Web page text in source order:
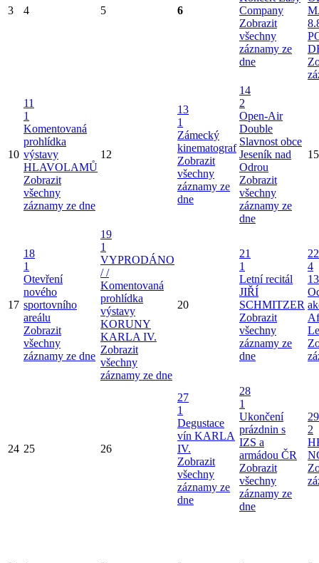
3 4 5 6
Company
Zobrazit
všechny
záznamy ze
dne
10
11
1
Komentovaná
prohlídka
výstavy
HLAVOLAMŮ
Zobrazit
všechny
záznamy ze dne
12
13
1
Zámecký
kinematograf
Zobrazit
všechny
záznamy ze
dne
14
2
Open-Air
Double
Slavnost obce
Jeseník nad
Odrou
Zobrazit
všechny
záznamy ze
dne
15
17
18
1
Otevření
nového
sportovního
areálu
Zobrazit
všechny
záznamy ze dne
19
1
VYPRODÁNO
/ /
Komentovaná
prohlídka
výstavy
KORUNY
KARLA IV.
Zobrazit
všechny
záznamy ze dne
20
21
1
Letní recitál
JIŘÍ
SCHMITZER
Zobrazit
všechny
záznamy ze
dne
22
4
24 25 26
27
1
Degustace
vín KARLA
IV.
Zobrazit
všechny
záznamy ze
dne
28
1
Ukončení
prázdnin s
IZS a
armádou ČR
Zobrazit
všechny
záznamy ze
dne
29
2